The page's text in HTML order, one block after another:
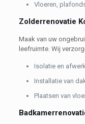
Vloeren,
Zolderrenovatie
Maak van uw
leefruimte. Wij
Isolatie en
Installatie van
Plaatsen van